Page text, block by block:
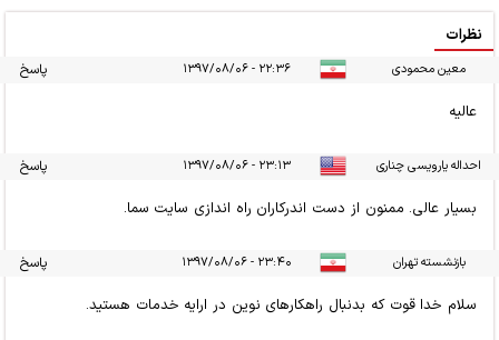
نظرات
معین محمودی ۲۲:۳۶ - ۱۳۹۷/۰۸/۰۶ پاسخ
عالیه
احداله یارویسی چناری ۲۳:۱۳ - ۱۳۹۷/۰۸/۰۶ پاسخ
بسیار عالی. ممنون از دست اندرکاران راه اندازی سایت سما.
بازنشسته تهران ۲۳:۴۰ - ۱۳۹۷/۰۸/۰۶ پاسخ
سلام خدا قوت که بدنبال راهکارهای نوین در ارایه خدمات هستید.